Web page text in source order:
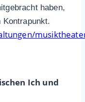
haben,
Ich und